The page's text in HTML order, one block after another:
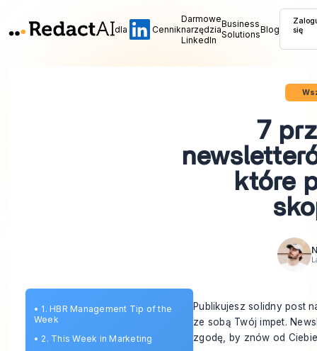
dla Cennik
Darmowe
narzędzia
LinkedIn
Business
SolutionsBlog
się
7
które
• 1. HBR Management Tip of the
Week
• 2. This Week in Marketing
Publikujesz solidny post
ze sobą Twój impet.
zgodę, by znów od